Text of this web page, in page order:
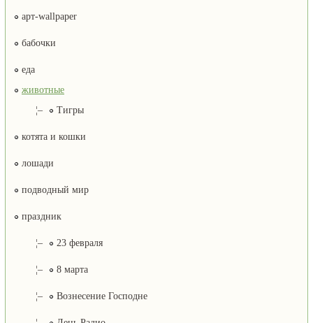
арт-wallpaper
бабочки
еда
животные
¦–
Тигры
котята и кошки
лошади
подводный мир
праздник
¦– 23 февраля
¦– 8 марта
¦– Вознесение Господне